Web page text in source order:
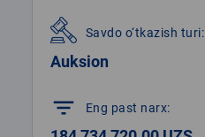
Savdo o‘tkazish turi:
Auksion
filter_list Eng past narx: